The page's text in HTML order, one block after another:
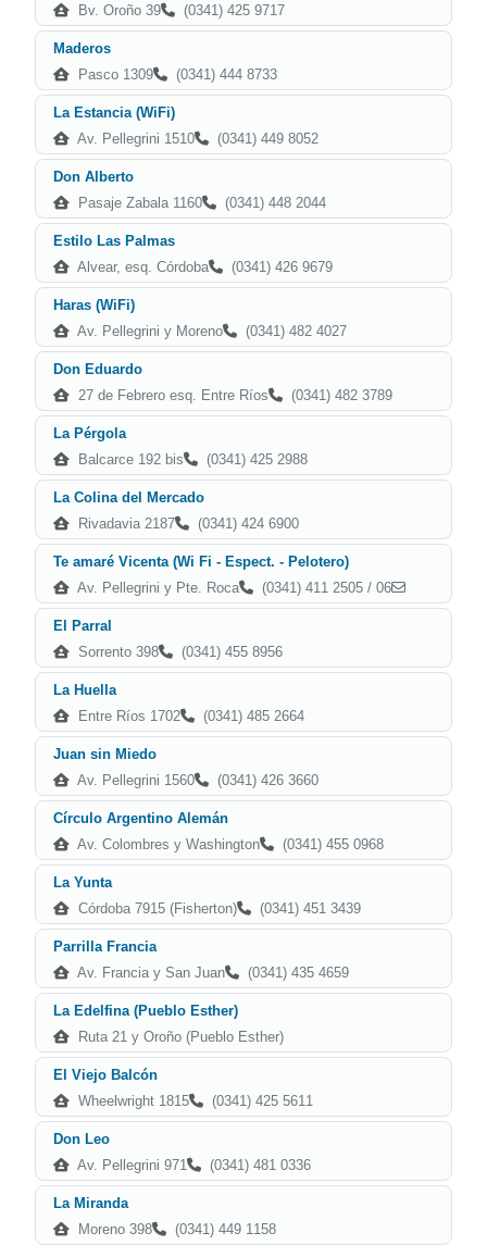
Bv. Oroño 39
(0341) 425 9717
Maderos
Pasco 1309
(0341) 444 8733
La Estancia (WiFi)
Av. Pellegrini 1510
(0341) 449 8052
Don Alberto
Pasaje Zabala 1160
(0341) 448 2044
Estilo Las Palmas
Alvear, esq. Córdoba
(0341) 426 9679
Haras (WiFi)
Av. Pellegrini y Moreno
(0341) 482 4027
Don Eduardo
27 de Febrero esq. Entre Ríos
(0341) 482 3789
La Pérgola
Balcarce 192 bis
(0341) 425 2988
La Colina del Mercado
Rivadavia 2187
(0341) 424 6900
Te amaré Vicenta (Wi Fi - Espect. - Pelotero)
Av. Pellegrini y Pte. Roca
(0341) 411 2505 / 06
El Parral
Sorrento 398
(0341) 455 8956
La Huella
Entre Ríos 1702
(0341) 485 2664
Juan sin Miedo
Av. Pellegrini 1560
(0341) 426 3660
Círculo Argentino Alemán
Av. Colombres y Washington
(0341) 455 0968
La Yunta
Córdoba 7915 (Fisherton)
(0341) 451 3439
Parrilla Francia
Av. Francia y San Juan
(0341) 435 4659
La Edelfina (Pueblo Esther)
Ruta 21 y Oroño (Pueblo Esther)
El Viejo Balcón
Wheelwright 1815
(0341) 425 5611
Don Leo
Av. Pellegrini 971
(0341) 481 0336
La Miranda
Moreno 398
(0341) 449 1158